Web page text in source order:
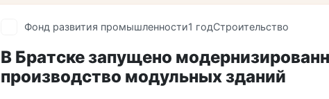
Фонд развития промышленности1 годСтроительство
В Братске запущено
производство модульных зданий